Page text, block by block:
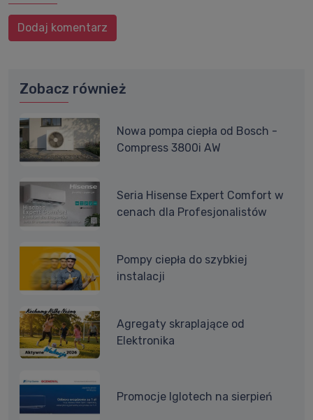
Dodaj komentarz
Zobacz również
Nowa pompa ciepła od Bosch -
Compress 3800i AW
Seria Hisense Expert Comfort w
cenach dla Profesjonalistów
Pompy ciepła do szybkiej
instalacji
Agregaty skraplające od
Elektronika
Promocje Iglotech na sierpień